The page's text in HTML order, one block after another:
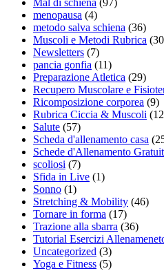
Mal di schiena (97)
menopausa (4)
metodo salva schiena (36)
Muscoli e Metodi Rubrica
Newsletters (7)
pancia gonfia (11)
Preparazione Atletica (29)
Recupero Muscolare e
Ricomposizione corporea (9)
Rubrica Ciccia & Muscoli
Salute (57)
Scheda d'allenamento casa
Schede d'Allenamento
scoliosi (7)
Sfida in Live (1)
Sonno (1)
Stretching & Mobility (46)
Tornare in forma (17)
Trazione alla sbarra (36)
Tutorial Esercizi
Uncategorized (3)
Yoga e Fitness (5)